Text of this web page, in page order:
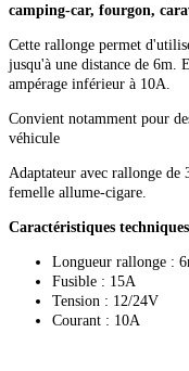
camping-car, fourgon,
Cette rallonge permet
jusqu'à une distance de 6m.
ampérage inférieur à 10A.
Convient notamment pour
véhicule
Adaptateur avec rallonge de
femelle allume-cigare.
Caractéristiques
Longueur rallonge :
Fusible : 15A
Tension : 12/24V
Courant : 10A